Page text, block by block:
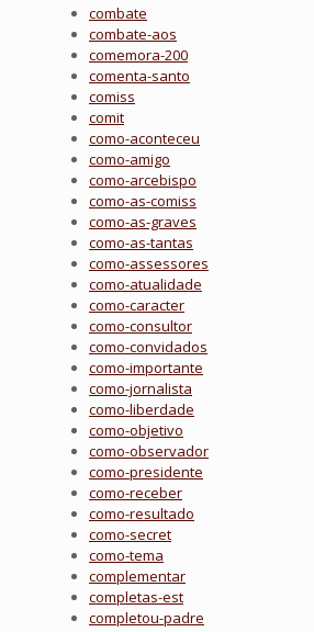
combate
combate-aos
comemora-200
comenta-santo
comiss
comit
como-aconteceu
como-amigo
como-arcebispo
como-as-comiss
como-as-graves
como-as-tantas
como-assessores
como-atualidade
como-caracter
como-consultor
como-convidados
como-importante
como-jornalista
como-liberdade
como-objetivo
como-observador
como-presidente
como-receber
como-resultado
como-secret
como-tema
complementar
completas-est
completou-padre